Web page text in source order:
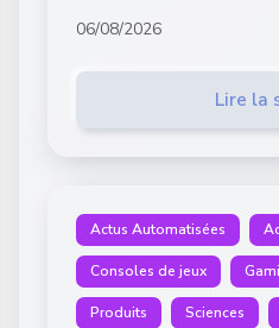
06/08/2026
Lire la
Actus Automatisées
Consoles de jeux
Produits Sciences